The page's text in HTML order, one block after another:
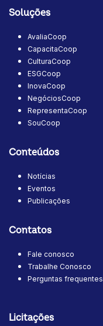
Soluções
AvaliaCoop
CapacitaCoop
CulturaCoop
ESGCoop
InovaCoop
NegóciosCoop
RepresentaCoop
SouCoop
Conteúdos
Notícias
Eventos
Publicações
Contatos
Fale conosco
Trabalhe Conosco
Perguntas frequentes
Licitações